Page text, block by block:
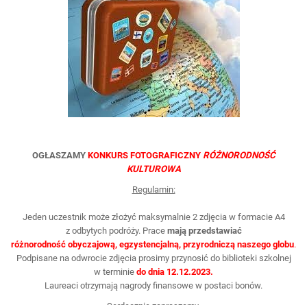
OGŁASZAMYKONKURS FOTOGRAFICZNYRÓŻNORODNOŚĆ
KULTUROWA
Regulamin:
Jeden uczestnik może złożyć maksymalnie 2 zdjęcia w formacie A4
z odbytych podróży. Prace mają przedstawiać
różnorodność obyczajową, egzystencjalną, przyrodniczą naszego globu.
Podpisane na odwrocie zdjęcia prosimy przynosić do biblioteki szkolnej
w terminie do dnia 12.12.2023.
Laureaci otrzymają nagrody finansowe w postaci bonów.